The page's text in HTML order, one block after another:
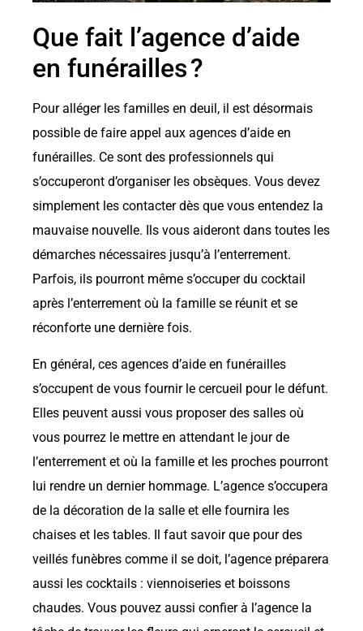
Que fait l’agence d’aide
en funérailles ?
Pour alléger les familles en deuil, il est désormais
possible de faire appel aux agences d’aide en
funérailles. Ce sont des professionnels qui
s’occuperont d’organiser les obsèques. Vous devez
simplement les contacter dès que vous entendez la
mauvaise nouvelle. Ils vous aideront dans toutes les
démarches nécessaires jusqu’à l’enterrement.
Parfois, ils pourront même s’occuper du cocktail
après l’enterrement où la famille se réunit et se
réconforte une dernière fois.
En général, ces agences d’aide en funérailles
s’occupent de vous fournir le cercueil pour le défunt.
Elles peuvent aussi vous proposer des salles où
vous pourrez le mettre en attendant le jour de
l’enterrement et où la famille et les proches pourront
lui rendre un dernier hommage. L’agence s’occupera
de la décoration de la salle et elle fournira les
chaises et les tables. Il faut savoir que pour des
veillés funèbres comme il se doit, l’agence préparera
aussi les cocktails : viennoiseries et boissons
chaudes. Vous pouvez aussi confier à l’agence la